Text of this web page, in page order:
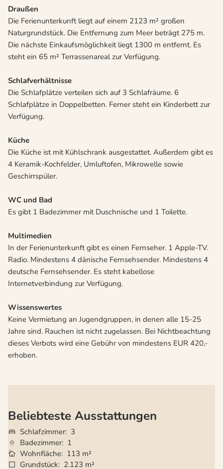
Draußen
Die Ferienunterkunft liegt auf einem 2123 m² großen
Naturgrundstück. Die Entfernung zum Meer beträgt 275 m.
Die nächste Einkaufsmöglichkeit liegt 1300 m entfernt. Es
steht ein 65 m² Terrassenareal zur Verfügung.
Schlafverhältnisse
Die Schlafplätze verteilen sich auf 3 Schlafräume. 6
Schlafplätze in Doppelbetten. Ferner steht ein Kinderbett zur
Verfügung.
Küche
Die Küche ist mit Kühlschrank ausgestattet. Außerdem gibt es
4 Keramik-Kochfelder, Umluftofen, Mikrowelle sowie
Geschirrspüler.
WC und Bad
Es gibt 1 Badezimmer mit Duschnische und 1 Toilette.
Multimedien
In der Ferienunterkunft gibt es einen Fernseher. 1 Apple-TV.
Radio. Mindestens 4 dänische Fernsehsender. Mindestens 4
deutsche Fernsehsender. Es steht kabellose
Internetverbindung zur Verfügung.
Wissenswertes
Keine Vermietung an Jugendgruppen, in denen alle 15-25
Jahre sind. Rauchen ist nicht zugelassen. Bei Nichtbeachtung
dieses Verbots wird eine Gebühr von mindestens EUR 420,-
erhoben.
Beliebteste Ausstattungen
Schlafzimmer 3
Badezimmer 1
Wohnfläche 113 m²
Grundstück
2.123 m²